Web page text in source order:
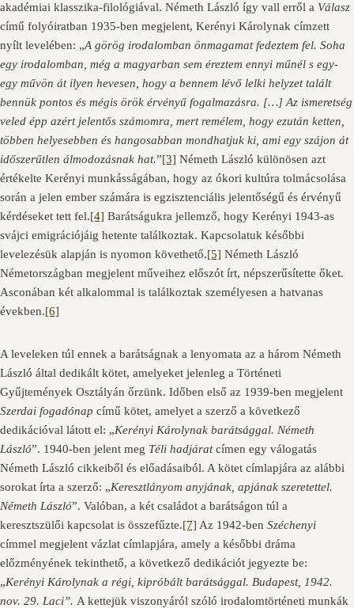
akadémiai klasszika-filológiával. Németh László így vall erről a Válasz
című folyóiratban 1935-ben megjelent, Kerényi Károlynak címzett
nyílt levelében: „A görög irodalomban önmagamat fedeztem fel. Soha
egy irodalomban, még a magyarban sem éreztem ennyi műnél s egy-
egy művön át ilyen hevesen, hogy a bennem lévő lelki helyzet talált
bennük pontos és mégis örök érvényű fogalmazásra. […] Az ismeretség
veled épp azért jelentős számomra, mert remélem, hogy ezután ketten,
többen helyesebben és hangosabban mondhatjuk ki, ami egy szájon át
időszerűtlen álmodozásnak hat.”[3] Németh László különösen azt
értékelte Kerényi munkásságában, hogy az ókori kultúra tolmácsolása
során a jelen ember számára is egzisztenciális jelentőségű és érvényű
kérdéseket tett fel.[4] Barátságukra jellemző, hogy Kerényi 1943-as
svájci emigrációjáig hetente találkoztak. Kapcsolatuk későbbi
levelezésük alapján is nyomon követhető.[5] Németh László
Németországban megjelent műveihez előszót írt, népszerűsítette őket.
Asconában két alkalommal is találkoztak személyesen a hatvanas
években.[6]
A leveleken túl ennek a barátságnak a lenyomata az a három Németh
László által dedikált kötet, amelyeket jelenleg a Történeti
Gyűjtemények Osztályán őrzünk. Időben első az 1939-ben megjelent
Szerdai fogadónap című kötet, amelyet a szerző a következő
dedikációval látott el: „Kerényi Károlynak barátsággal. Németh
László”. 1940-ben jelent meg Téli hadjáratcímen egy válogatás
Németh László cikkeiből és előadásaiból. A kötet címlapjára az alábbi
sorokat írta a szerző: „Keresztlányom anyjának, apjának szeretettel.
Németh László”. Valóban, a két családot a barátságon túl a
keresztszülői kapcsolat is összefűzte.[7] Az 1942-ben Széchenyi
címmel megjelent vázlat címlapjára, amely a későbbi dráma
előzményének tekinthető, a következő dedikációt jegyezte be:
„Kerényi Károlynak a régi, kipróbált barátsággal. Budapest, 1942.
nov. 29. Laci”. A kettejük viszonyáról szóló irodalomtörténeti munkák